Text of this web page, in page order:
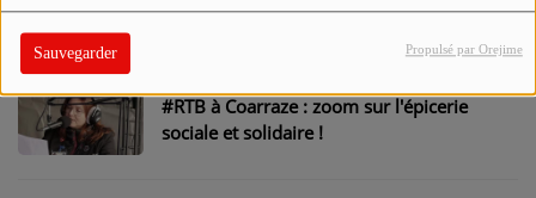
Sauvegarder Propulsé par Orejime
médaillée aux Jeux Mondiaux de Jiu-jitsu,
#RTB à Coarraze : zoom sur l'épicerie
sociale et solidaire !